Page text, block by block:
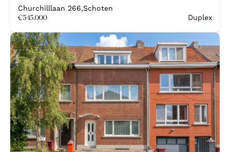
Churchilllaan 266,Schoten
€545.000 Duplex